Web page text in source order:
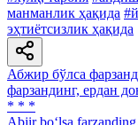
манманлик ҳақида
эҳтиётсизлик ҳақида
Абжир бўлса
фарзандинг, ердан
* * *